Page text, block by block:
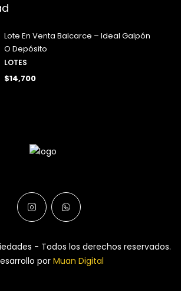
Lote En Venta Balcarce – Ideal Galpón
O Depósito
LOTES
$14,700
- Todos los derechos reservados.
por Muan Digital